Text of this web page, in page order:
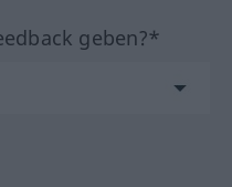
geben?*